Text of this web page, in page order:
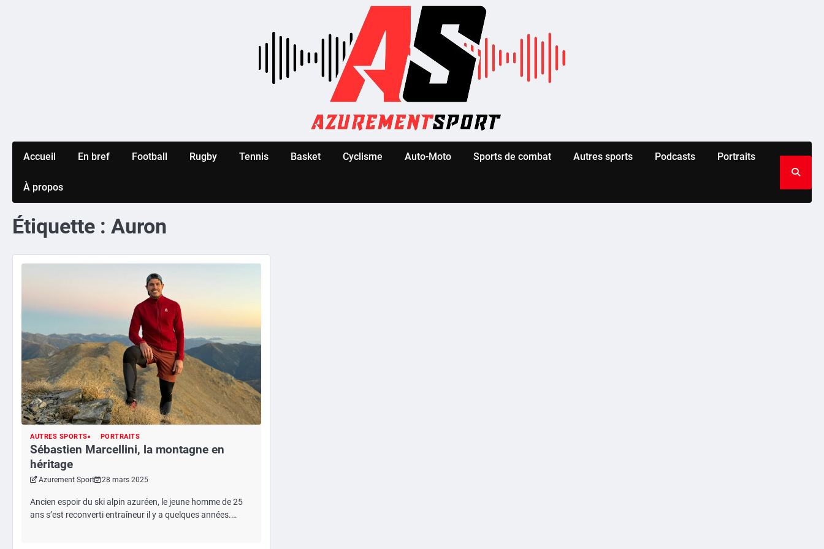
Accueil En bref Football Rugby Tennis Basket Cyclisme Auto-Moto Sports de combat Autres sports Podcasts Portraits
À propos
Étiquette : Auron
AUTRES SPORTS PORTRAITS
Sébastien Marcellini, la montagne en
héritage
Azurement Sport 28 mars 2025
Ancien espoir du ski alpin azuréen, le jeune homme de 25
ans s’est reconverti entraîneur il y a quelques années.…